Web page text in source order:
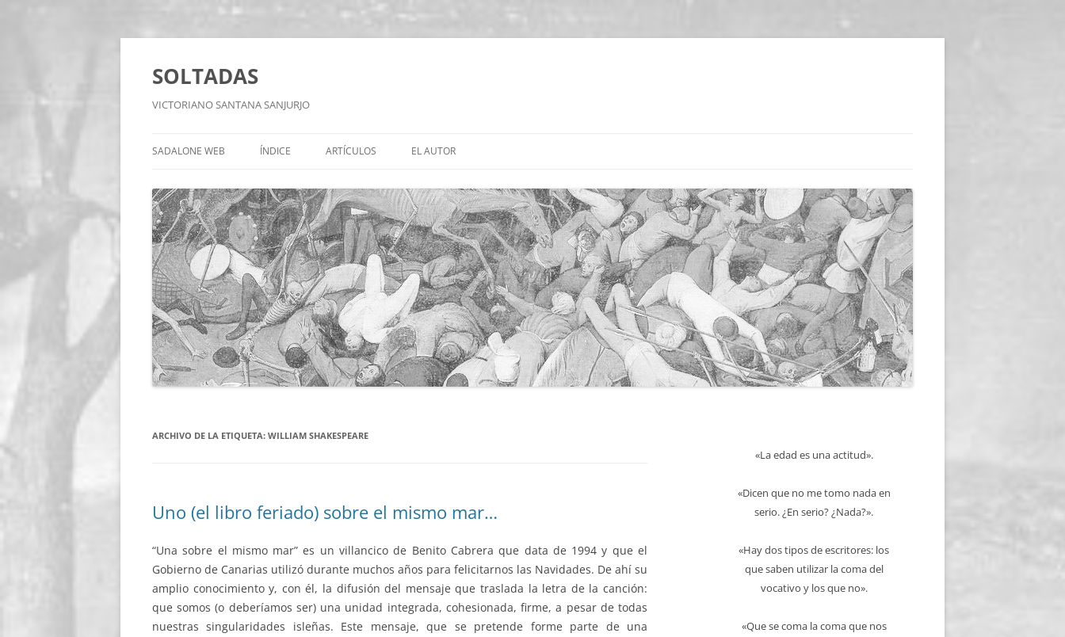
Saltar
SOLTADAS
VICTORIANO SANTANA SANJURJO
SADALONE WEB ÍNDICE ARTÍCULOS EL AUTOR
ARCHIVO DE LA ETIQUETA: WILLIAM SHAKESPEARE
Uno (el libro feriado) sobre el mismo mar…
“Una sobre el mismo mar” es un villancico de Benito Cabrera que data de 1994 y que el
Gobierno de Canarias utilizó durante muchos años para felicitarnos las Navidades. De ahí su
amplio conocimiento y, con él, la difusión del mensaje que traslada la letra de la canción:
que somos (o deberíamos ser) una unidad integrada, cohesionada, firme, a pesar de todas
nuestras singularidades isleñas. Este mensaje, que se pretende forme parte de una
«La edad es una actitud».
«Dicen que no me tomo nada en
serio. ¿En serio? ¿Nada?».
«Hay dos tipos de escritores: los
que saben utilizar la coma del
vocativo y los que no».
«Que se coma la coma que nos